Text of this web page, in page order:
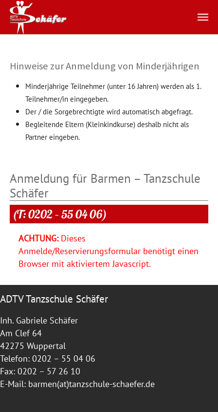
Hinweise zur Anmeldung von Minderjährigen
Minderjährige Teilnehmer (unter 16 Jahren) werden als 1.
Teilnehmer/in eingegeben.
Der / die Sorgebrechtigte wird automatisch abgefragt.
Begleitende Eltern (Kleinkindkurse) deshalb nicht als
Partner eingeben.
Anmeldung für Barmen – Tanzschule
Schäfer
(T: 0202 – 55 04 06)
ACHTUNG:Dieses
Anmelde/Reservierungsformular benötigt einen
Browser mit aktiviertem Javascript.
ADTV Tanzschule Schäfer
Inh. Gabriele Schäfer
Am Clef 64
42275 Wuppertal
Telefon: 0202 – 55 04 06
Fax: 0202 – 57 26 10
E-Mail: barmen(at)tanzschule-schaefer.de